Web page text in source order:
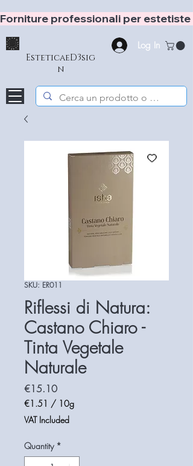
Forniture professionali per
EsteticaeD3sig
n
Log In
SKU: ER011
Riflessi di Natura:
Castano Chiaro -
Tinta Vegetale
Naturale
€15.10Price
€1.51 / 10g
€1.51
per
Grams
VAT Included
Quantity *